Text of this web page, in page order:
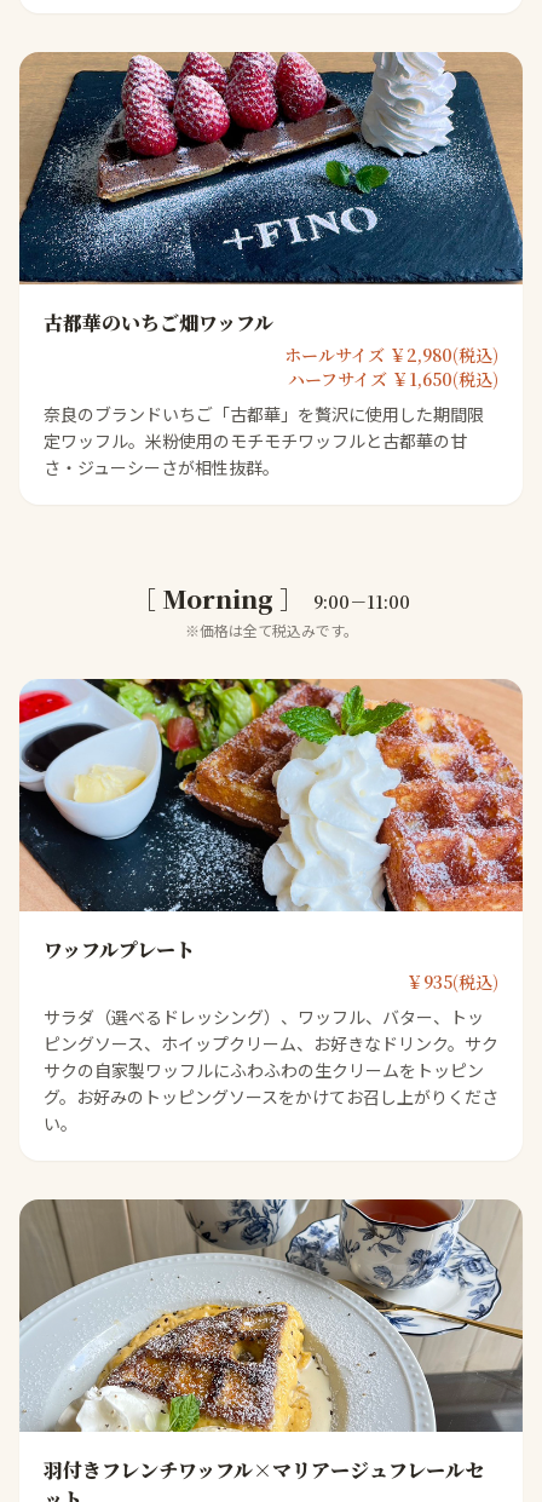
古都華のいちご畑ワッフル
ホールサイズ ￥2,980(税込)
ハーフサイズ ￥1,650(税込)
奈良のブランドいちご「古都華」を贅沢に使用した期間限
定ワッフル。米粉使用のモチモチワッフルと古都華の甘
さ・ジューシーさが相性抜群。
［ Morning ］ 9:00－11:00
※価格は全て税込みです。
ワッフルプレート
￥935(税込)
サラダ（選べるドレッシング）、ワッフル、バター、トッ
ピングソース、ホイップクリーム、お好きなドリンク。サク
サクの自家製ワッフルにふわふわの生クリームをトッピン
グ。お好みのトッピングソースをかけてお召し上がりくださ
い。
羽付きフレンチワッフル×マリアージュフレールセ